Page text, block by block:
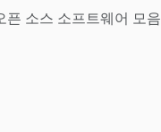
소스 소프트웨어 모음